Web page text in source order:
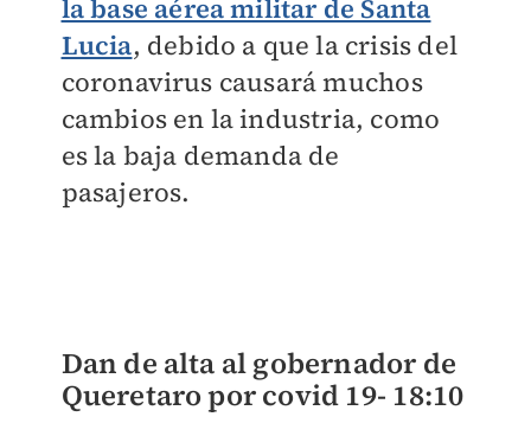
la base aérea militar de Santa
Lucia, debido a que la crisis del
coronavirus causará muchos
cambios en la industria, como
es la baja demanda de
pasajeros.
Dan de alta al gobernador de
Queretaro por covid 19- 18:10